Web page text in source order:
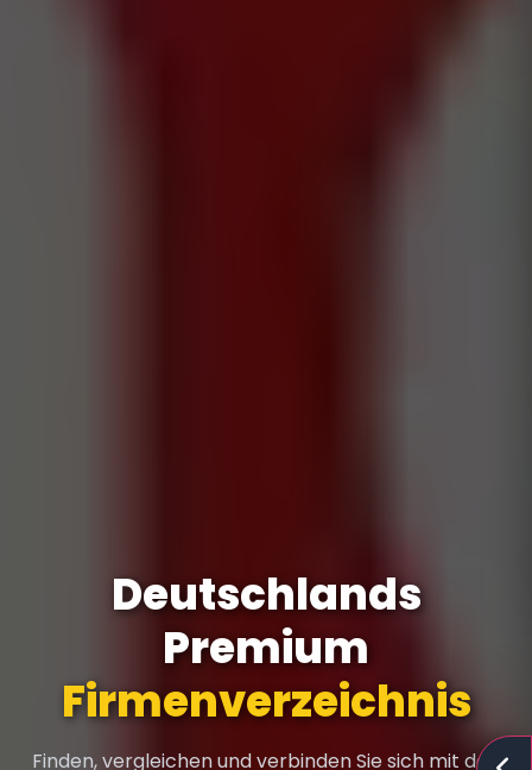
Deutschlands
Premium
Firmenverzeichnis
Finden, vergleichen und verbinden Sie sich mit den